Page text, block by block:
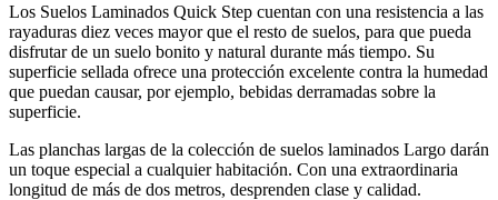
Los Suelos Laminados Quick Step cuentan con una resistencia a las
rayaduras diez veces mayor que el resto de suelos, para que pueda
disfrutar de un suelo bonito y natural durante más tiempo. Su
superficie sellada ofrece una protección excelente contra la humedad
que puedan causar, por ejemplo, bebidas derramadas sobre la
superficie.
Las planchas largas de la colección de suelos laminados Largo darán
un toque especial a cualquier habitación. Con una extraordinaria
longitud de más de dos metros, desprenden clase y calidad.